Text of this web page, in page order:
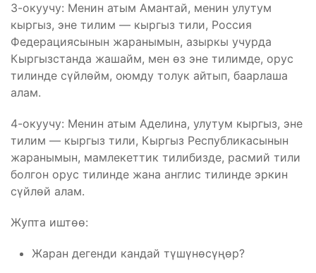
3-окуучу: Менин атым Амантай, менин улутум
кыргыз, эне тилим — кыргыз тили, Россия
Федерациясынын жаранымын, азыркы учурда
Кыргызстанда жашайм, мен өз эне тилимде, орус
тилинде сүйлөйм, оюмду толук айтып, баарлаша
алам.
4-окуучу: Менин атым Аделина, улутум кыргыз, эне
тилим — кыргыз тили, Кыргыз Республикасынын
жаранымын, мамлекеттик тилибизде, расмий тили
болгон орус тилинде жана англис тилинде эркин
сүйлөй алам.
Жупта иштөө:
Жаран дегенди кандай түшүнөсүңөр?